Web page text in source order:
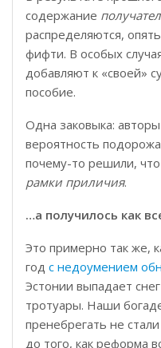
содержание
распределяются,
фифти. В особых
добавляют к «своей»
пособие.
Одна заковыка:
вероятность
почему-то решили,
рамки приличия.
…а получилось как
Это примерно так же,
год с недоумением
Эстонии выпадает
тротуары. Наши
пренебрегать не
до того, как реформа